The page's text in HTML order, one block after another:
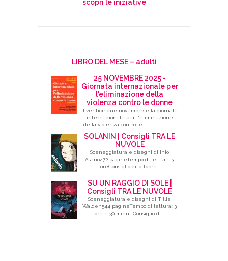
scopri le iniziative
LIBRO DEL MESE – adulti
25 NOVEMBRE 2025 -
Giornata internazionale per
l'eliminazione della
violenza contro le donne
Il venticinque novembre è la giornata
internazionale per l'eliminazione
della violenza contro le…
SOLANIN | Consigli TRA LE
NUVOLE
Sceneggiatura e disegni di Inio
Asano472 pagineTempo di lettura: 3
oreConsiglio di: ottobre…
SU UN RAGGIO DI SOLE |
Consigli TRA LE NUVOLE
Sceneggiatura e disegni di Tillie
Walden544 pagineTempo di lettura: 3
ore e 30 minutiConsiglio di:…